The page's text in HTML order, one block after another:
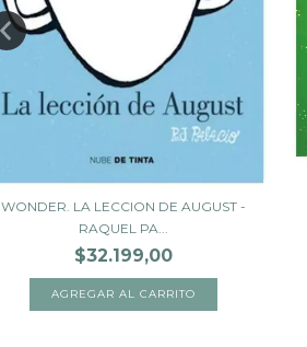
WONDER. LA LECCION DE AUGUST -
RAQUEL PA...
$32.199,00